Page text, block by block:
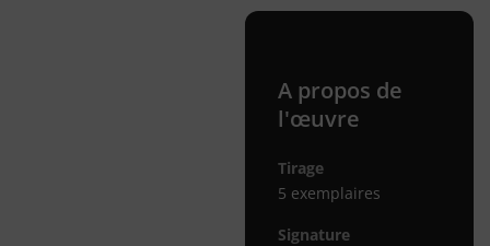
A propos de
l'œuvre
Tirage
5 exemplaires
Signature